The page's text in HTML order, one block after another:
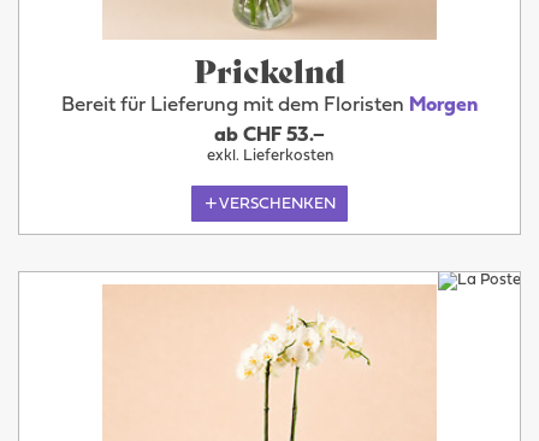
Prickelnd
Bereit für Lieferung mit dem Floristen Morgen
ab CHF 53.–
exkl. Lieferkosten
VERSCHENKEN